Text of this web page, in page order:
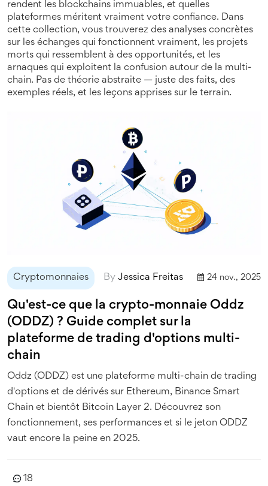
rendent les blockchains immuables, et quelles
plateformes méritent vraiment votre confiance. Dans
cette collection, vous trouverez des analyses concrètes
sur les échanges qui fonctionnent vraiment, les projets
morts qui ressemblent à des opportunités, et les
arnaques qui exploitent la confusion autour de la multi-
chain. Pas de théorie abstraite — juste des faits, des
exemples réels, et les leçons apprises sur le terrain.
Cryptomonnaies By Jessica Freitas 24 nov., 2025
Qu'est-ce que la crypto-monnaie Oddz
(ODDZ) ? Guide complet sur la
plateforme de trading d'options multi-
chain
Oddz (ODDZ) est une plateforme multi-chain de trading
d'options et de dérivés sur Ethereum, Binance Smart
Chain et bientôt Bitcoin Layer 2. Découvrez son
fonctionnement, ses performances et si le jeton ODDZ
vaut encore la peine en 2025.
18